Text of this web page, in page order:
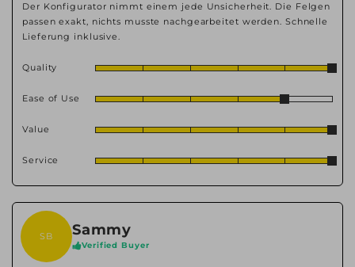
Der Konfigurator nimmt einem jede Unsicherheit. Die Felgen
passen exakt, nichts musste nachgearbeitet werden. Schnelle
Lieferung inklusive.
Quality
Ease of Use
Value
Service
SB Sammy
Verified Buyer